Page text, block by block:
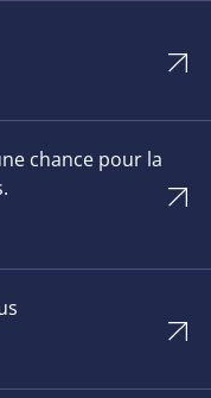
chance pour la